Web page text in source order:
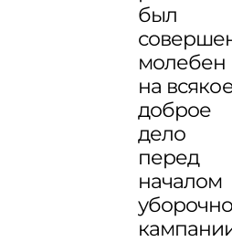
был
молебен
на
доброе
дело
перед
началом